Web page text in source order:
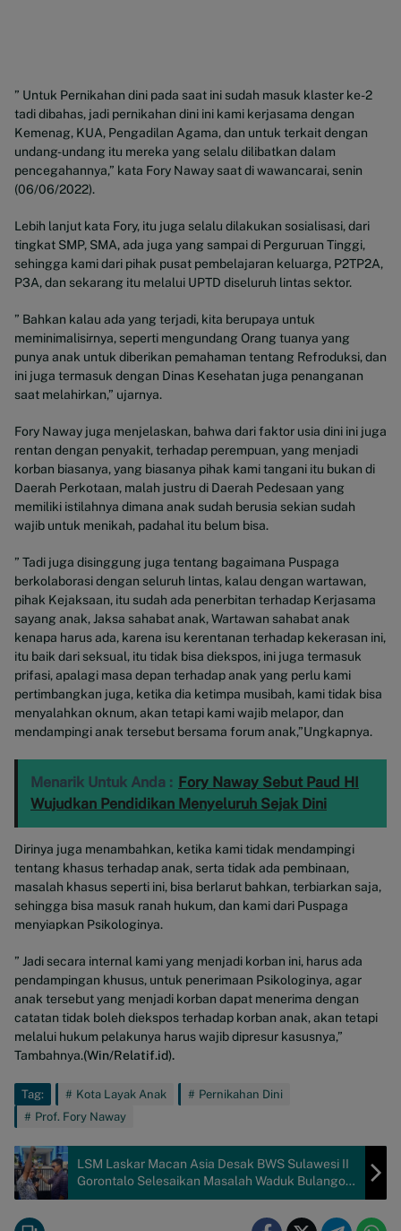
” Untuk Pernikahan dini pada saat ini sudah masuk klaster ke-2
tadi dibahas, jadi pernikahan dini ini kami kerjasama dengan
Kemenag, KUA, Pengadilan Agama, dan untuk terkait dengan
undang-undang itu mereka yang selalu dilibatkan dalam
pencegahannya,” kata Fory Naway saat di wawancarai, senin
(06/06/2022).
Lebih lanjut kata Fory, itu juga selalu dilakukan sosialisasi, dari
tingkat SMP, SMA, ada juga yang sampai di Perguruan Tinggi,
sehingga kami dari pihak pusat pembelajaran keluarga, P2TP2A,
P3A, dan sekarang itu melalui UPTD diseluruh lintas sektor.
” Bahkan kalau ada yang terjadi, kita berupaya untuk
meminimalisirnya, seperti mengundang Orang tuanya yang
punya anak untuk diberikan pemahaman tentang Refroduksi, dan
ini juga termasuk dengan Dinas Kesehatan juga penanganan
saat melahirkan,” ujarnya.
Fory Naway juga menjelaskan, bahwa dari faktor usia dini ini juga
rentan dengan penyakit, terhadap perempuan, yang menjadi
korban biasanya, yang biasanya pihak kami tangani itu bukan di
Daerah Perkotaan, malah justru di Daerah Pedesaan yang
memiliki istilahnya dimana anak sudah berusia sekian sudah
wajib untuk menikah, padahal itu belum bisa.
” Tadi juga disinggung juga tentang bagaimana Puspaga
berkolaborasi dengan seluruh lintas, kalau dengan wartawan,
pihak Kejaksaan, itu sudah ada penerbitan terhadap Kerjasama
sayang anak, Jaksa sahabat anak, Wartawan sahabat anak
kenapa harus ada, karena isu kerentanan terhadap kekerasan ini,
itu baik dari seksual, itu tidak bisa diekspos, ini juga termasuk
prifasi, apalagi masa depan terhadap anak yang perlu kami
pertimbangkan juga, ketika dia ketimpa musibah, kami tidak bisa
menyalahkan oknum, akan tetapi kami wajib melapor, dan
mendampingi anak tersebut bersama forum anak,”Ungkapnya.
Menarik Untuk Anda : Fory Naway Sebut Paud HI
Wujudkan Pendidikan Menyeluruh Sejak Dini
Dirinya juga menambahkan, ketika kami tidak mendampingi
tentang khasus terhadap anak, serta tidak ada pembinaan,
masalah khasus seperti ini, bisa berlarut bahkan, terbiarkan saja,
sehingga bisa masuk ranah hukum, dan kami dari Puspaga
menyiapkan Psikologinya.
” Jadi secara internal kami yang menjadi korban ini, harus ada
pendampingan khusus, untuk penerimaan Psikologinya, agar
anak tersebut yang menjadi korban dapat menerima dengan
catatan tidak boleh diekspos terhadap korban anak, akan tetapi
melalui hukum pelakunya harus wajib dipresur kasusnya,”
Tambahnya.(Win/Relatif.id).
Tag: Kota Layak Anak
Pernikahan Dini
Prof. Fory Naway
LSM Laskar Macan Asia Desak BWS Sulawesi II
Gorontalo Selesaikan Masalah Waduk Bulango
Ulu